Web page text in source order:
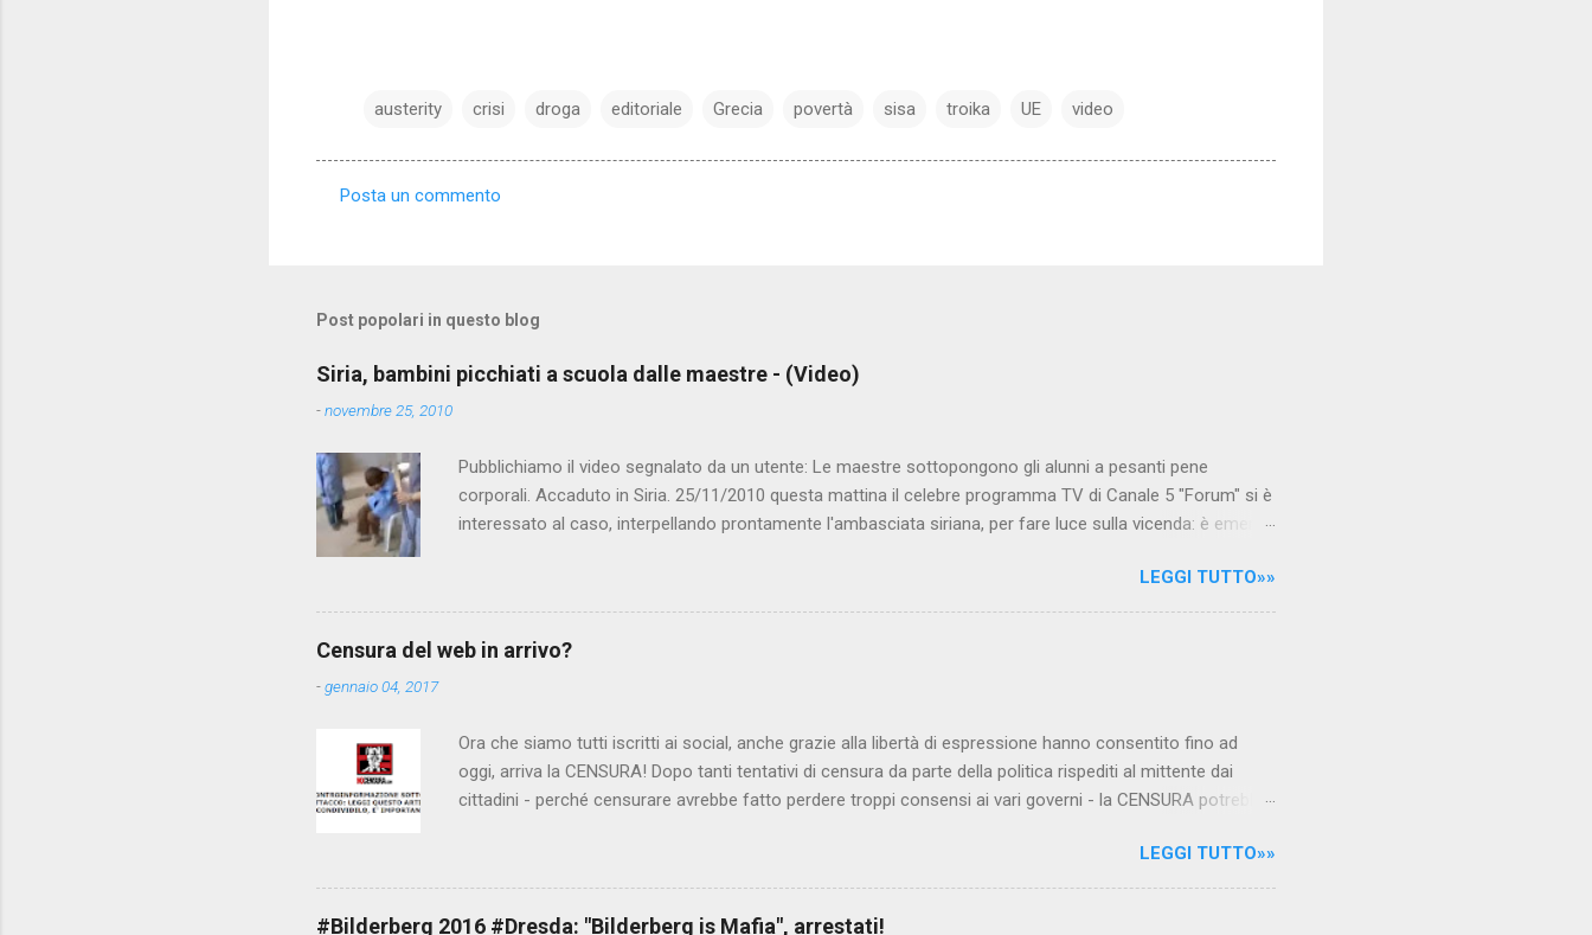
austerity crisi droga editoriale Grecia povertà sisa troika UE video
m
n
t
i
Posta un commento
Post popolari in questo blog
Siria, bambini picchiati a scuola dalle maestre - (Video)
-novembre 25, 2010
Pubblichiamo il video segnalato da un utente: Le maestre sottopongono gli alunni a pesanti pene
corporali. Accaduto in Siria. 25/11/2010 questa mattina il celebre programma TV di Canale 5 "Forum" si è
interessato al caso, interpellando prontamente l'ambasciata siriana, per fare luce sulla vicenda: è emerso
state punite e allontanate dalla scuola. LEGGI IL SERVIZIO . staff nocensura.com Condividi su Facebook
LEGGI TUTTO»»
Censura del web in arrivo?
-gennaio 04, 2017
Ora che siamo tutti iscritti ai social, anche grazie alla libertà di espressione hanno consentito fino ad
oggi, arriva la CENSURA! Dopo tanti tentativi di censura da parte della politica rispediti al mittente dai
cittadini - perché censurare avrebbe fatto perdere troppi consensi ai vari governi - la CENSURA potrebbe
AGCM (da non confondere con AGCOM) tra l'altro il momento è proprizio perché al governo non c'è più
Matteo Renzi ma il buon Renziloni , controfigura di Renzi messo li per mettere la faccia su quelle misure
che per l'ex sindaco di Firenze sarebbero state sconvenienti , dai miliardi da sborsare per le banche allo
LEGGI TUTTO»»
#Bilderberg 2016 #Dresda: "Bilderberg is Mafia", arrestati!